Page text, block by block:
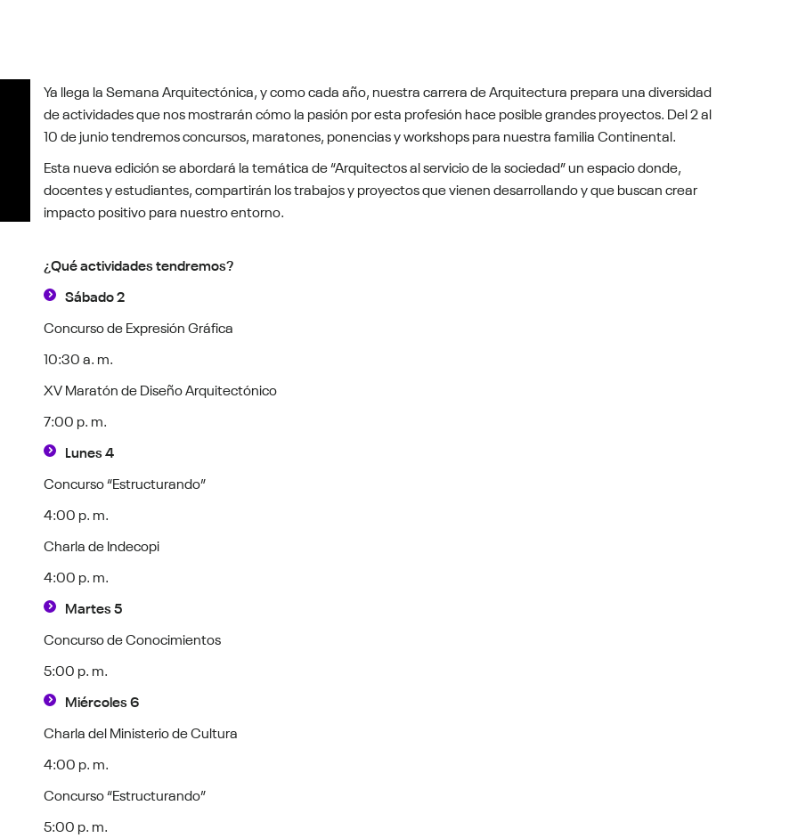
Ya llega la Semana Arquitectónica, y como cada año, nuestra carrera de Arquitectura prepara una diversidad
de actividades que nos mostrarán cómo la pasión por esta profesión hace posible grandes proyectos. Del 2 al
10 de junio tendremos concursos, maratones, ponencias y workshops para nuestra familia Continental.
Esta nueva edición se abordará la temática de “Arquitectos al servicio de la sociedad” un espacio donde,
docentes y estudiantes, compartirán los trabajos y proyectos que vienen desarrollando y que buscan crear
impacto positivo para nuestro entorno.
¿Qué actividades tendremos?
Sábado 2
Concurso de Expresión Gráfica
10:30 a. m.
XV Maratón de Diseño Arquitectónico
7:00 p. m.
Lunes 4
Concurso “Estructurando”
4:00 p. m.
Charla de Indecopi
4:00 p. m.
Martes 5
Concurso de Conocimientos
5:00 p. m.
Miércoles 6
Charla del Ministerio de Cultura
4:00 p. m.
Concurso “Estructurando”
5:00 p. m.